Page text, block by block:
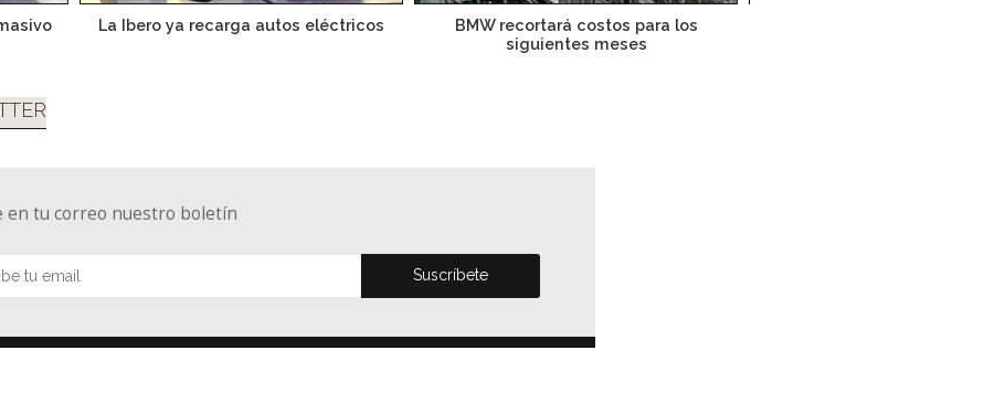
La Ibero ya recarga autos eléctricos
BMW recortará costos para los
siguientes meses
en tu correo nuestro boletín